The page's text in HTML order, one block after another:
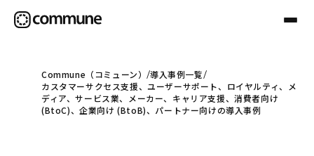
Communeについて
Commune（コミューン）
導入事例一覧
カスタマーサクセス支援、ユーザーサポート、ロイヤルティ、メ
ディア、サービス業、メーカー、キャリア支援、消費者向け
(BtoC)、企業向け (BtoB)、パートナー向けの導入事例